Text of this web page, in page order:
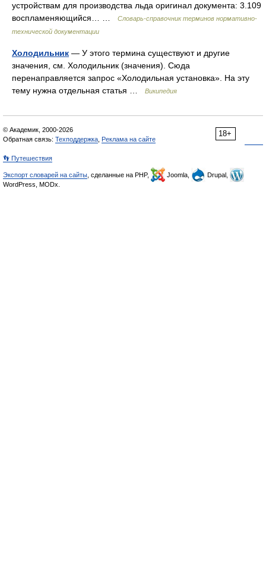
устройствам для производства льда оригинал документа: 3.109
воспламеняющийся… …
Словарь-справочник терминов нормативно-
технической документации
Холодильник — У этого термина существуют и другие
значения, см. Холодильник (значения). Сюда
перенаправляется запрос «Холодильная установка». На эту
тему нужна отдельная статья …
Википедия
18+
© Академик, 2000-2026
Обратная связь: Техподдержка Реклама на сайте
👣 Путешествия
Экспорт словарей на сайты , сделанные на PHP, Joomla,
Drupal,
WordPress, MODx.